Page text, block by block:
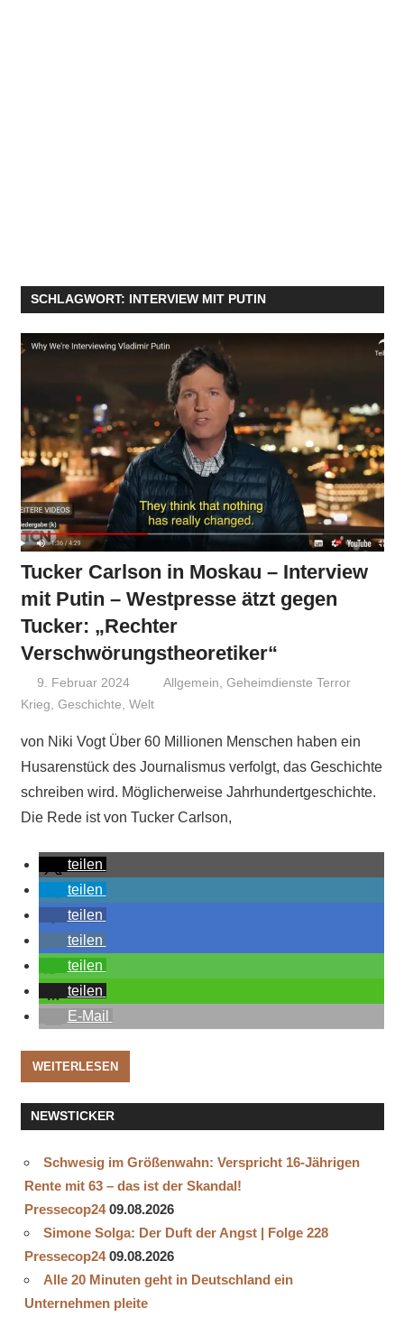
SCHLAGWORT: INTERVIEW MIT PUTIN
Tucker Carlson in Moskau – Interview
mit Putin – Westpresse ätzt gegen
Tucker: „Rechter
Verschwörungstheoretiker“
9. Februar 2024 Niki Vogt
Allgemein,Geheimdienste Terror
Krieg, Geschichte, Welt
von Niki Vogt Über 60 Millionen Menschen haben ein
Husarenstück des Journalismus verfolgt, das Geschichte
schreiben wird. Möglicherweise Jahrhundertgeschichte.
Die Rede ist von Tucker Carlson,
teilen
teilen
teilen
teilen
teilen
teilen
E-Mail
WEITERLESEN
NEWSTICKER
Schwesig im Größenwahn: Verspricht 16-Jährigen
Rente mit 63 – das ist der Skandal!
Pressecop24 09.08.2026
Simone Solga: Der Duft der Angst | Folge 228
Pressecop24 09.08.2026
Alle 20 Minuten geht in Deutschland ein
Unternehmen pleite